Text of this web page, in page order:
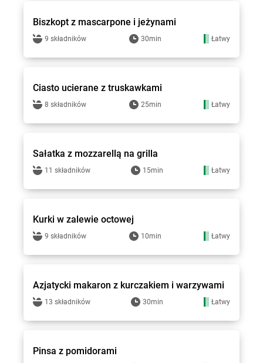
Biszkopt z mascarpone i jeżynami
9 składników 30min Łatwy
Groszek - przepisy
Ciasto ucierane z truskawkami
8 składników 25min Łatwy
Groszek - przepisy
Sałatka z mozzarellą na grilla
11 składników 15min Łatwy
Groszek - przepisy
Kurki w zalewie octowej
9 składników 10min Łatwy
Groszek - przepisy
Azjatycki makaron z kurczakiem i warzywami
13 składników 30min Łatwy
Groszek - przepisy
Pinsa z pomidorami